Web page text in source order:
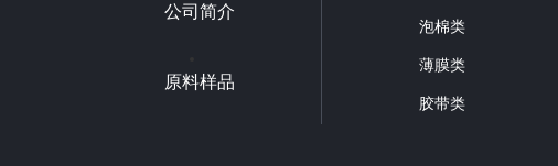
公司简介
原料样品
泡棉类
薄膜类
胶带类